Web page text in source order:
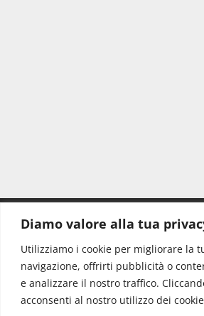
Diamo valore alla tua
Utilizziamo i cookie per migliorare la
navigazione, offrirti pubblicità o
e analizzare il nostro traffico.
acconsenti al nostro utilizzo dei
Redazione:
Direttore:
Info & Commerciale: